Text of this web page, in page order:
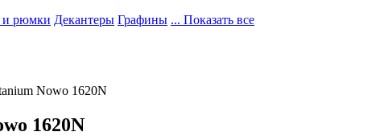
и рюмки Декантеры Графины ... Показать все
Nowo 1620N
1620N